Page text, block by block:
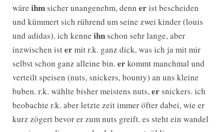
wäre ihm sicher unangenehm, denn erist bescheiden
und kümmert sich rührend um seine zwei kinder (louis
und adidas). ich kenne ihn schon sehr lange, aber
inzwischen istermit r.k. ganz dick, was ich ja mit mir
selbst schon ganz alleine bin. erkommt manchmal und
verteilt speisen (nuts, snickers, bounty) an uns kleine
buben. r.k. wählte bisher meistens nuts,er snickers. ich
beobachte r.k. aber letzte zeit immer öfter dabei, wie er
kurz zögert bevor er zum nuts greift. es steht ein wandel